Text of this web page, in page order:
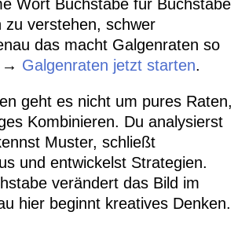
Wort Buchstabe für Buchstabe
zu verstehen, schwer
das macht Galgenraten so
→ Galgenraten jetzt starten.
geht es nicht um pures Raten,
Kombinieren. Du analysierst
Muster, schließt
und entwickelst Strategien.
verändert das Bild im
hier beginnt kreatives Denken.